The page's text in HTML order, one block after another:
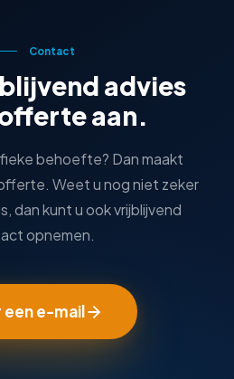
Contact
advies
aan.
behoefte? Dan maakt
Weet u nog niet zeker
dan kunt u ook vrijblijvend
opnemen.
een e-mail